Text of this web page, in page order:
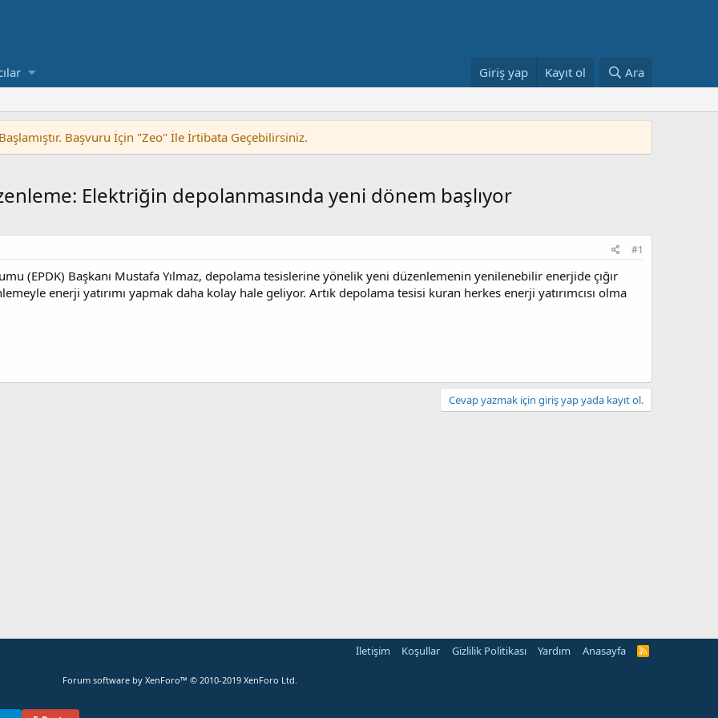
Giriş yap Kayıt ol Ara
Başvuru İçin "Zeo" İle İrtibata Geçebilirsiniz.
Elektriğin depolanmasında yeni dönem başlıyor
#1
(EPDK) Başkanı Mustafa Yılmaz, depolama tesislerine yönelik yeni düzenlemenin yenilenebilir enerjide çığır
enerji yatırımı yapmak daha kolay hale geliyor. Artık depolama tesisi kuran herkes enerji yatırımcısı olma
Cevap yazmak için giriş yap yada kayıt ol.
İletişim Koşullar Gizlilik Politikası Yardım Anasayfa
R
Forum software by XenForo™ © 2010-2019 XenForo Ltd.